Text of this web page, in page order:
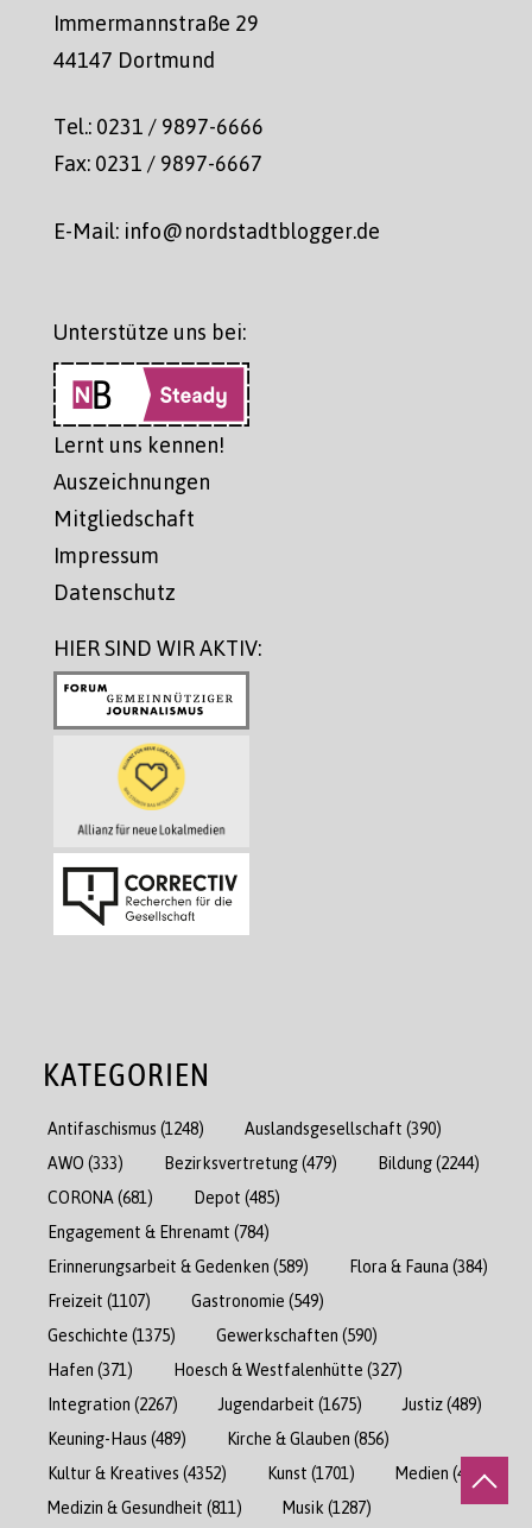
Immermannstraße 29
44147 Dortmund
Tel.: 0231 / 9897-6666
Fax: 0231 / 9897-6667
E-Mail: info@nordstadtblogger.de
Unterstütze uns bei:
Lernt uns kennen!
Auszeichnungen
Mitgliedschaft
Impressum
Datenschutz
HIER SIND WIR AKTIV:
KATEGORIEN
Antifaschismus (1248) Auslandsgesellschaft (390)
AWO (333) Bezirksvertretung(479) Bildung(2244)
CORONA (681) Depot (485)
Engagement & Ehrenamt (784)
Erinnerungsarbeit & Gedenken (589) Flora & Fauna (384)
Freizeit (1107) Gastronomie (549)
Geschichte (1375) Gewerkschaften (590)
Hafen (371) Hoesch & Westfalenhütte (327)
Integration (2267) Jugendarbeit (1675) Justiz(489)
Keuning-Haus (489) Kirche & Glauben (856)
Kultur & Kreatives (4352) Kunst (1701) Medien (471)
Medizin & Gesundheit (811) Musik (1287)